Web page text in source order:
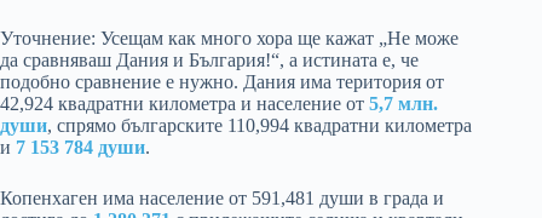
Уточнение: Усещам как много хора ще кажат „Не може
да сравняваш Дания и България!“, а истината е, че
подобно сравнение е нужно. Дания има територия от
42,924 квадратни километра и население от 5,7 млн.
души, спрямо българските 110,994 квадратни километра
и 7 153 784 души.
Копенхаген има население от 591,481 души в града и